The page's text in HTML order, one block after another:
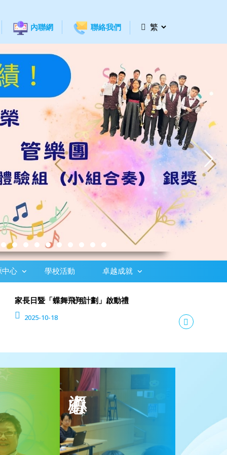
內聯網 聯絡我們
中心 學校活動 卓越成就
家長日暨「蝶舞飛翔計劃」啟動禮
2025-10-18
最新消息
資源中心
小幼苗計劃
優質教育基金主題網絡計劃